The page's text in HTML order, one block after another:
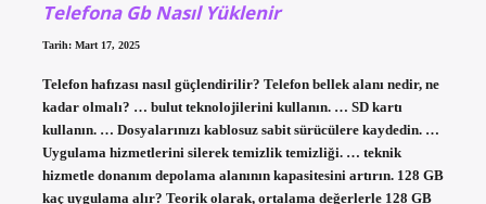
Telefona Gb Nasıl Yüklenir
Tarih: Mart 17, 2025
Telefon hafızası nasıl güçlendirilir? Telefon bellek alanı nedir, ne
kadar olmalı? … bulut teknolojilerini kullanın. … SD kartı
kullanın. … Dosyalarınızı kablosuz sabit sürücülere kaydedin. …
Uygulama hizmetlerini silerek temizlik temizliği. … teknik
hizmetle donanım depolama alanının kapasitesini artırın. 128 GB
kaç uygulama alır? Teorik olarak, ortalama değerlerle 128 GB